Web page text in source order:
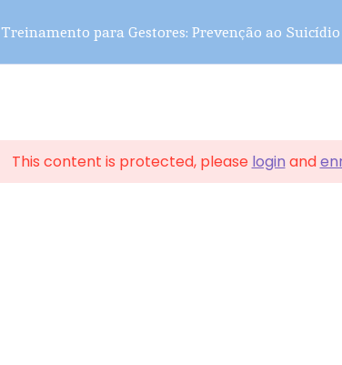
LabCarreiras QVagas
Treinamento para Gestores: Prevenção ao
This content is protected, please login and